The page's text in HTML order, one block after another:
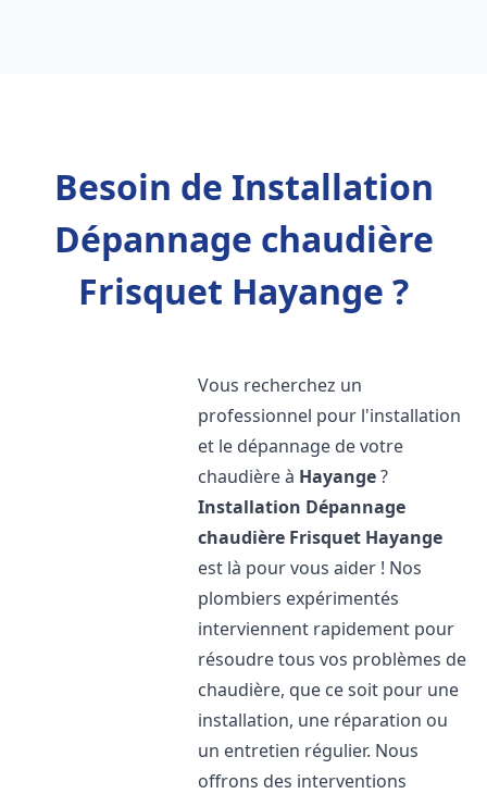
Besoin de Installation
Dépannage chaudière
Frisquet Hayange ?
Vous recherchez un
professionnel pour l'installation
et le dépannage de votre
chaudière à Hayange?
Installation Dépannage
chaudière Frisquet Hayange
est là pour vous aider ! Nos
plombiers expérimentés
interviennent rapidement pour
résoudre tous vos problèmes de
chaudière, que ce soit pour une
installation, une réparation ou
un entretien régulier. Nous
offrons des interventions